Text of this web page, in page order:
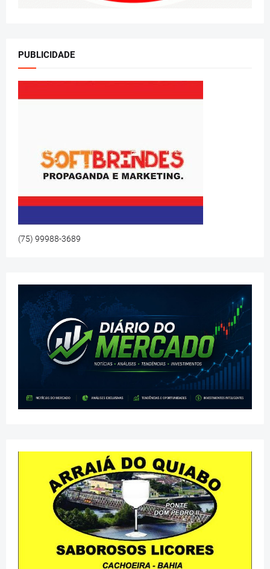
PUBLICIDADE
(75) 99988-3689